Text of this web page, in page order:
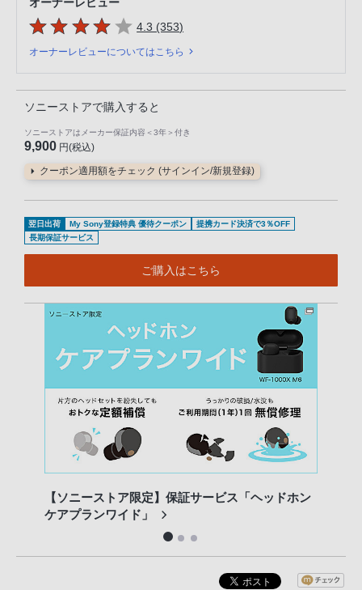
5つの星のうち
4.3 (353件のレビュー
)
オーナーレビューについてはこちら
ソニーストアで購入すると
ソニーストアはメーカー保証内容 ＜3年＞ 付き
9,900 円(税込)
クーポン適用額をチェック (サインイン/新規登録)
翌日出荷 My Sony登録特典 優待クーポン
提携カード決済で3％OFF
長期保証サービス
ご購入はこちら
【ソニーストア限定】保証サービス「ヘッドホン
ケアプランワイド」